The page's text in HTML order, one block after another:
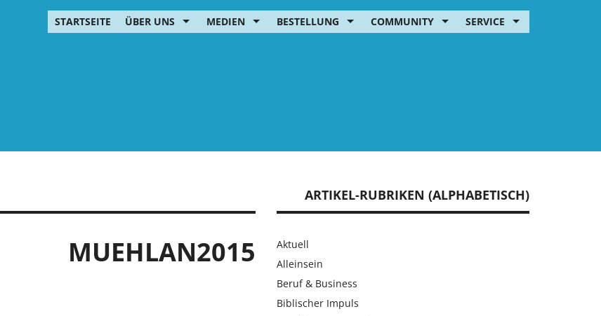
STARTSEITE ÜBER UNS MEDIEN BESTELLUNG COMMUNITY SERVICE
MUEHLAN2015
ARTIKEL-RUBRIKEN (ALPHABETISCH)
Aktuell
Alleinsein
Beruf & Business
Biblischer Impuls